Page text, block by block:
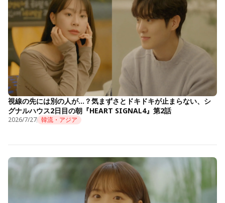
視線の先には別の人が…？気まずさとドキドキが止まらない、シ
グナルハウス2日目の朝『HEART SIGNAL4』第2話
2026/7/27 韓流・アジア